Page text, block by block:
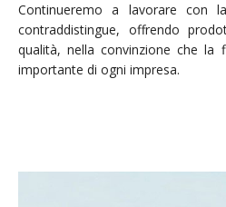
Continueremo a lavorare con
contraddistingue, offrendo
qualità, nella convinzione che la
importante di ogni impresa.